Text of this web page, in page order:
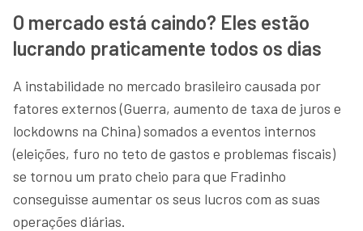
O mercado está caindo? Eles estão
lucrando praticamente todos os dias
A instabilidade no mercado brasileiro causada por
fatores externos (Guerra, aumento de taxa de juros e
lockdowns na China) somados a eventos internos
(eleições, furo no teto de gastos e problemas fiscais)
se tornou um prato cheio para que Fradinho
conseguisse aumentar os seus lucros com as suas
operações diárias.